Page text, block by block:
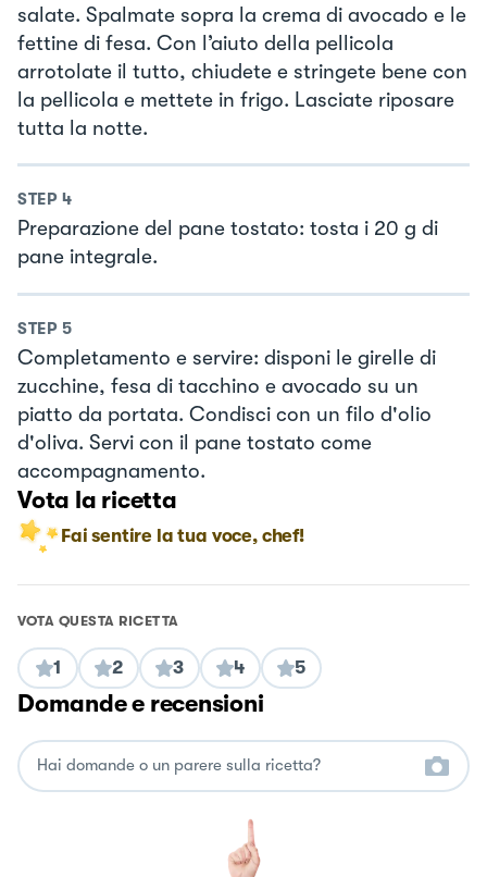
salate. Spalmate sopra la crema di avocado e le
fettine di fesa. Con l’aiuto della pellicola
arrotolate il tutto, chiudete e stringete bene con
la pellicola e mettete in frigo. Lasciate riposare
tutta la notte.
STEP 4
Preparazione del pane tostato: tosta i 20 g di
pane integrale.
STEP 5
Completamento e servire: disponi le girelle di
zucchine, fesa di tacchino e avocado su un
piatto da portata. Condisci con un filo d'olio
d'oliva. Servi con il pane tostato come
accompagnamento.
Vota la ricetta
Fai sentire la tua voce, chef!
VOTA QUESTA RICETTA
1 2 3 4 5
Domande e recensioni